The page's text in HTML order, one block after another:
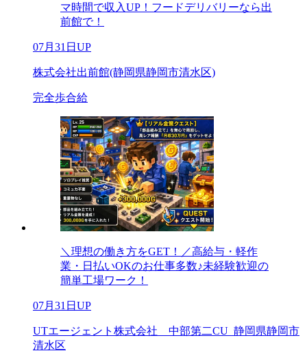
マ時間で収入UP！フードデリバリーなら出
前館で！
07月31日UP
株式会社出前館(静岡県静岡市清水区)
完全歩合給
＼理想の働き方をGET！／高給与・軽作
業・日払いOKのお仕事多数♪未経験歓迎の
簡単工場ワーク！
07月31日UP
UTエージェント株式会社 中部第二CU_静岡県静岡市
清水区